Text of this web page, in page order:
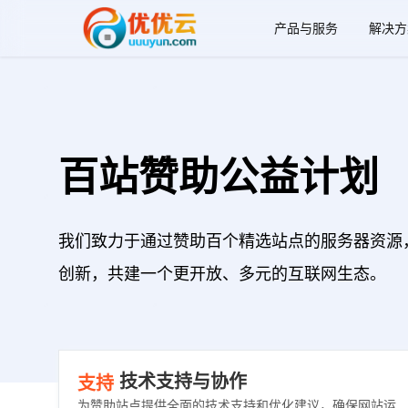
产品与服务 解决
百站赞助公益计划
我们致力于通过赞助百个精选站点的服务器资
创新，共建一个更开放、多元的互联网生态。
支持 技术支持与协作